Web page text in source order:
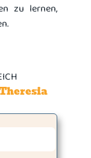
zu lernen,